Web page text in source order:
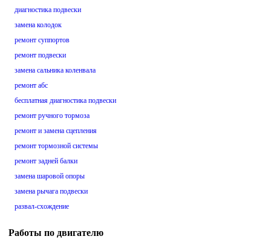
диагностика подвески
замена колодок
ремонт суппортов
ремонт подвески
замена сальника коленвала
ремонт абс
бесплатная диагностика подвески
ремонт ручного тормоза
ремонт и замена сцепления
ремонт тормозной системы
ремонт задней балки
замена шаровой опоры
замена рычага подвески
развал-схождение
Работы по двигателю